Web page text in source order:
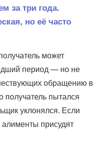
за три года.
но её часто
может
период — но не
обращению в
получатель пытался
уклонялся. Если
присудят